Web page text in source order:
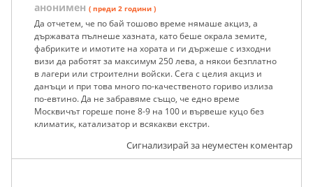
анонимен ( преди 2 години )
Да отчетем, че по бай тошово време нямаше акциз, а
държавата пълнеше хазната, като беше окрала земите,
фабриките и имотите на хората и ги държеше с изходни
визи да работят за максимум 250 лева, а някои безплатно
в лагери или строителни войски. Сега с целия акциз и
данъци и при това много по-качественото гориво излиза
по-евтино. Да не забравяме също, че едно време
Москвичът гореше поне 8-9 на 100 и вървеше куцо без
климатик, катализатор и всякакви екстри.
Сигнализирай за неуместен коментар